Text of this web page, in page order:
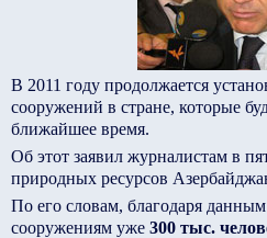
В 2011 году продолжается
сооружений в стране, которые
ближайшее время.
Об этот заявил журналистам в
природных ресурсов
По его словам, благодаря
сооружениям уже 300 тыс.